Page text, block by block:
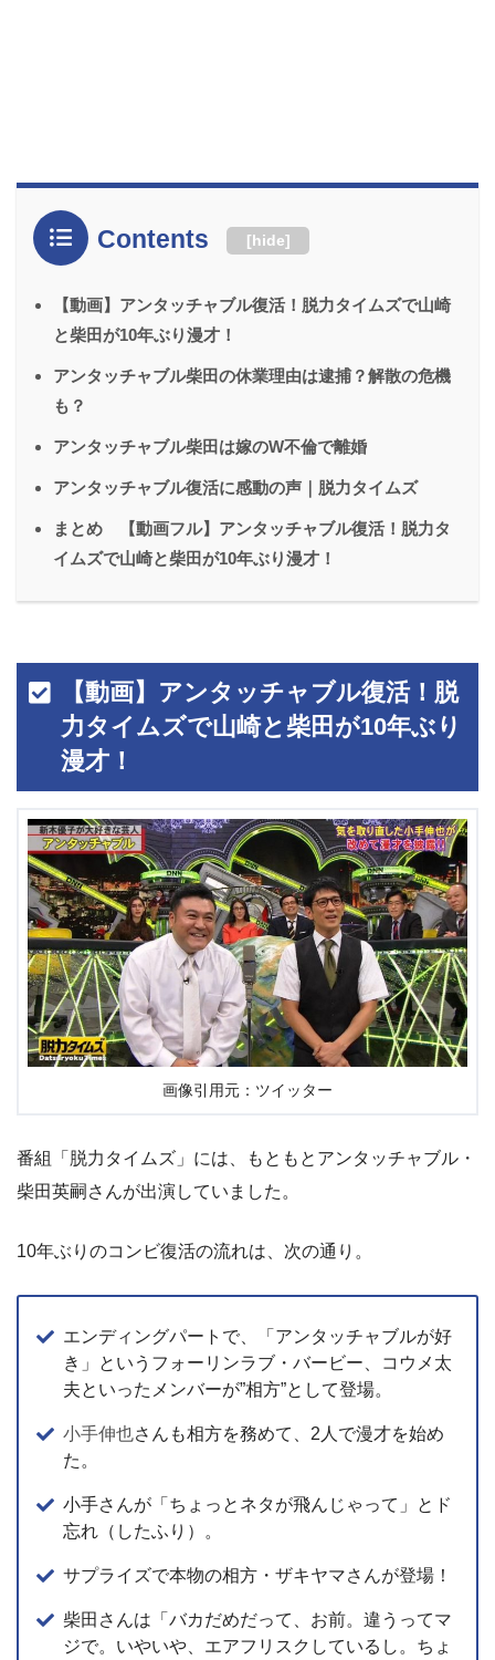
Contents [hide]
【動画】アンタッチャブル復活！脱力タイムズで山崎
と柴田が10年ぶり漫才！
アンタッチャブル柴田の休業理由は逮捕？解散の危機
も？
アンタッチャブル柴田は嫁のW不倫で離婚
アンタッチャブル復活に感動の声｜脱力タイムズ
まとめ 【動画フル】アンタッチャブル復活！脱力タ
イムズで山崎と柴田が10年ぶり漫才！
【動画】アンタッチャブル復活！脱
力タイムズで山崎と柴田が10年ぶり
漫才！
画像引用元：ツイッター
番組「脱力タイムズ」には、もともとアンタッチャブル ・
柴田英嗣さんが出演していました。
10年ぶりのコンビ復活の流れは、次の通り。
エンディングパートで、「アンタッチャブルが好
き」というフォーリンラブ・バービー、コウメ太
夫といったメンバーが”相方”として登場。
小手伸也さんも相方を務めて、2人で漫才を始め
た。
小手さんが「ちょっとネタが飛んじゃって」とド
忘れ（したふり）。
サプライズで本物の相方・ザキヤマさんが登場！
柴田さんは「バカだめだって、お前。違うってマ
ジで。いやいや、エアフリスクしているし。ちょ